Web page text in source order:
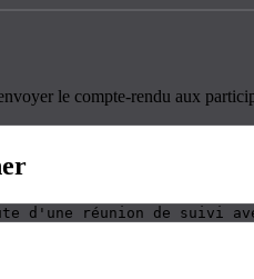
le compte-rendu aux
d'une réunion de suivi